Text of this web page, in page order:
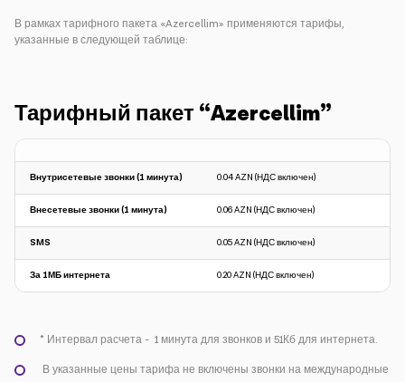
“Bayram”
В рамках тарифного пакета «Azercellim» применяются тарифы,
указанные в следующей таблице:
Тарифный пакет “Azercellim”
Внутрисетевые звонки (1 минута) 0.04 AZN (НДС включен)
Внесетевые звонки (1 минута) 0.06 AZN (НДС включен)
SMS 0.05 AZN (НДС включен)
За 1МБ интернета 0.20 AZN (НДС включен)
* Интервал расчета - 1 минута для звонков и 51Кб для интернета.
В указанные цены тарифа не включены звонки на международные